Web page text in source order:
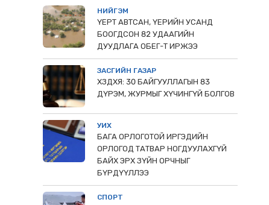
НИЙГЭМ
ҮЕРТ АВТСАН, ҮЕРИЙН УСАНД
БООГДСОН 82 УДААГИЙН
ДУУДЛАГА ОБЕГ-Т ИРЖЭЭ
ЗАСГИЙН ГАЗАР
ХЗДХЯ: 30 БАЙГУУЛЛАГЫН 83
ДҮРЭМ, ЖУРМЫГ ХҮЧИНГҮЙ БОЛГОВ
УИХ
БАГА ОРЛОГОТОЙ ИРГЭДИЙН
ОРЛОГОД ТАТВАР НОГДУУЛАХГҮЙ
БАЙХ ЭРХ ЗҮЙН ОРЧНЫГ
БҮРДҮҮЛЛЭЭ
СПОРТ